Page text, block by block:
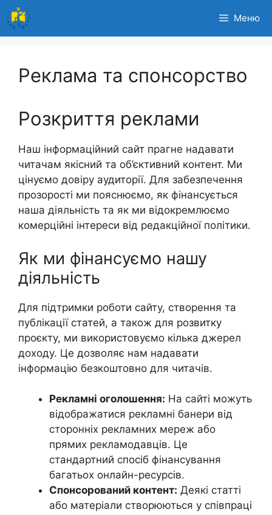
Перейти
до
вмісту
Меню
Реклама та спонсорство
Розкриття реклами
Наш інформаційний сайт прагне надавати
читачам якісний та об’єктивний контент. Ми
цінуємо довіру аудиторії. Для забезпечення
прозорості ми пояснюємо, як фінансується
наша діяльність та як ми відокремлюємо
комерційні інтереси від редакційної політики.
Як ми фінансуємо нашу
діяльність
Для підтримки роботи сайту, створення та
публікації статей, а також для розвитку
проєкту, ми використовуємо кілька джерел
доходу. Це дозволяє нам надавати
інформацію безкоштовно для читачів.
Рекламні оголошення: На сайті можуть
відображатися рекламні банери від
сторонніх рекламних мереж або
прямих рекламодавців. Це
стандартний спосіб фінансування
багатьох онлайн-ресурсів.
Спонсорований контент: Деякі статті
або матеріали створюються у співпраці